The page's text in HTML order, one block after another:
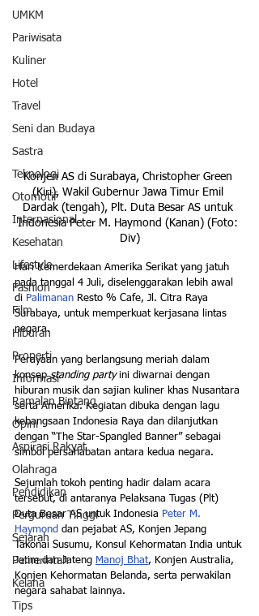
UMKM
Pariwisata
Kuliner
Hotel
Travel
Seni dan Budaya
Sastra
Teknologi
Otomotif
Internasional
Kesehatan
Lifestyle
Fashion
Film
Hiburan
Properti
Informasi
Ramalan Bintang
Opini
Aspirasi Rakyat
Olahraga
Pendidikan
Perguruan Tinggi
Sejarah
Pemerintah
Kelana
Tips
Konjen AS di Surabaya, Christopher Green
(Kiri), Wakil Gubernur Jawa Timur Emil
Dardak (tengah), Plt. Duta Besar AS untuk
Indonesia Peter M. Haymond (Kanan) (Foto:
Div)
Hari Kemerdekaan Amerika Serikat yang jatuh
pada tanggal 4 Juli, diselenggarakan lebih awal
di Palimanan Resto % Cafe, Jl. Citra Raya
Surabaya, untuk memperkuat kerjasana lintas
negara.
Perayaan yang berlangsung meriah dalam
konsep standing party ini diwarnai dengan
hiburan musik dan sajian kuliner khas Nusantara
serta Amerika. Kegiatan dibuka dengan lagu
kebangsaan Indonesia Raya dan dilanjutkan
dengan “The Star-Spangled Banner” sebagai
simbol persahabatan antara kedua negara.
Sejumlah tokoh penting hadir dalam acara
tersebut, di antaranya Pelaksana Tugas (Plt)
Duta Besar AS untuk Indonesia Peter M.
Haymond dan pejabat AS, Konjen Jepang
Takonai Susumu, Konsul Kehormatan India untuk
Jatim dan Jateng Manoj Bhat, Konjen Australia,
Konjen Kehormatan Belanda, serta perwakilan
negara sahabat lainnya.